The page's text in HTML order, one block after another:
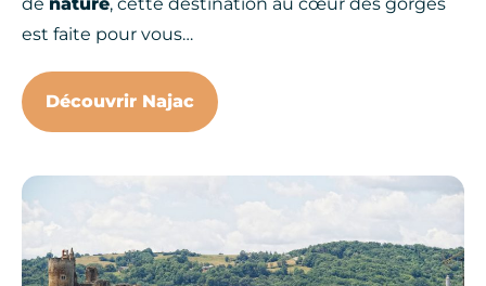
est faite pour vous…
Découvrir Najac